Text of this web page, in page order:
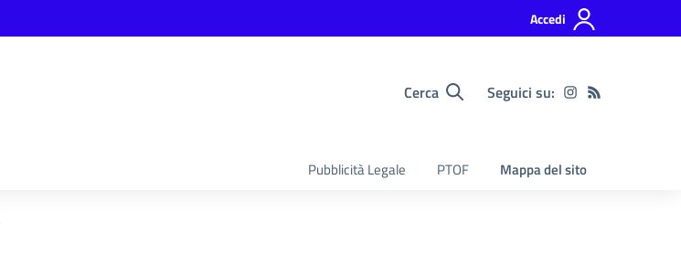
Accedi
Cerca Seguici su:
Pubblicità Legale PTOF Mappa del sito